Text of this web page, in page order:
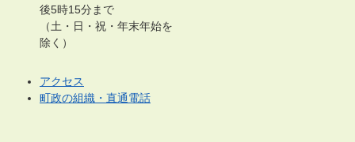
後5時15分まで
（土・日・祝・年末年始を
除く）
アクセス
町政の組織・直通電話